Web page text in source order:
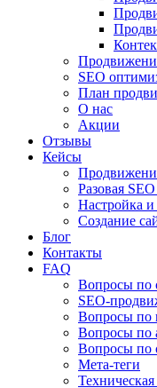
SEO
План
О нас
Акции
Отзывы
Кейсы
Разовая
Настройка
Создание
Блог
Контакты
FAQ
Вопросы по
SEO-
Вопросы по
Вопросы по
Вопросы по
Мета-теги